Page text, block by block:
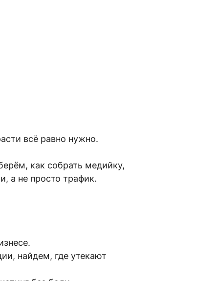
всё равно нужно.
как собрать медийку,
а не просто трафик.
найдем, где утекают